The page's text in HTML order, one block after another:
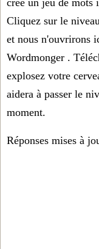
créé un jeu de mots
Cliquez sur le
et nous n'ouvrirons
Wordmonger .
explosez votre
aidera à passer le
moment.
Réponses mises à